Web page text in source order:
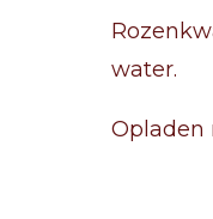
water.
Opladen